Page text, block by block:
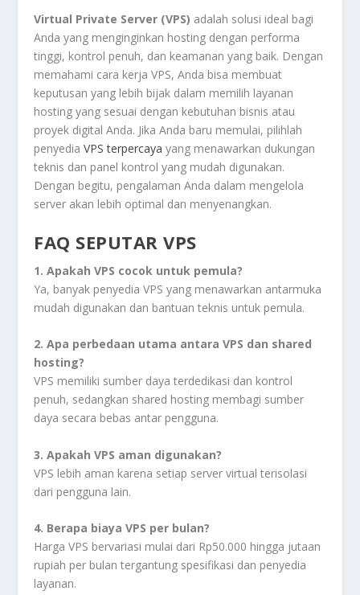
Virtual Private Server (VPS) adalah solusi ideal bagi
Anda yang menginginkan hosting dengan performa
tinggi, kontrol penuh, dan keamanan yang baik. Dengan
memahami cara kerja VPS, Anda bisa membuat
keputusan yang lebih bijak dalam memilih layanan
hosting yang sesuai dengan kebutuhan bisnis atau
proyek digital Anda. Jika Anda baru memulai, pilihlah
penyediaVPS terpercayayang menawarkan dukungan
teknis dan panel kontrol yang mudah digunakan.
Dengan begitu, pengalaman Anda dalam mengelola
server akan lebih optimal dan menyenangkan.
FAQ SEPUTAR VPS
1. Apakah VPS cocok untuk pemula?
Ya, banyak penyedia VPS yang menawarkan antarmuka
mudah digunakan dan bantuan teknis untuk pemula.
2. Apa perbedaan utama antara VPS dan shared
hosting?
VPS memiliki sumber daya terdedikasi dan kontrol
penuh, sedangkan shared hosting membagi sumber
daya secara bebas antar pengguna.
3. Apakah VPS aman digunakan?
VPS lebih aman karena setiap server virtual terisolasi
dari pengguna lain.
4. Berapa biaya VPS per bulan?
Harga VPS bervariasi mulai dari Rp50.000 hingga jutaan
rupiah per bulan tergantung spesifikasi dan penyedia
layanan.